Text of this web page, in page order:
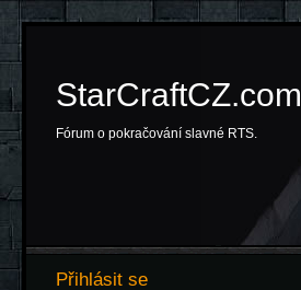
StarCraftCZ.com
Fórum o pokračování slavné RTS.
Přihlásit se